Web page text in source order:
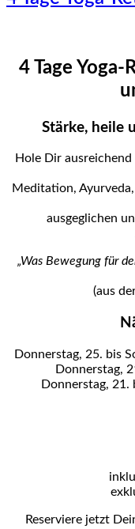
4 Tage
Stärke, heile
Hole Dir
Meditation,
ausgeglichen
„Was Bewegung für
(aus
Donnerstag, 25. bis
Donnerstag,
Donnerstag, 21.
Reserviere jetzt